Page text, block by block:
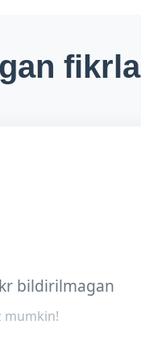
bildirilmagan
mumkin!